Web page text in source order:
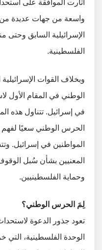
أثارت الموافقة على
واسعة من جهات عديدة
الإسرائيلية السابق
الفلسطينية.
وبخلاف القوات
الوطني في المقام الأول
في إسرائيل. تتناول هذه
الحرس الوطني سعيًا لفهم
المواطنين في إسرائيل.
المعنيين بشأن سُبل
وحماية الفلسطينيين.
لِمَ الحرس الوطني؟
تعود جذور الدعوة
الوحدة الفلسطينية، التي